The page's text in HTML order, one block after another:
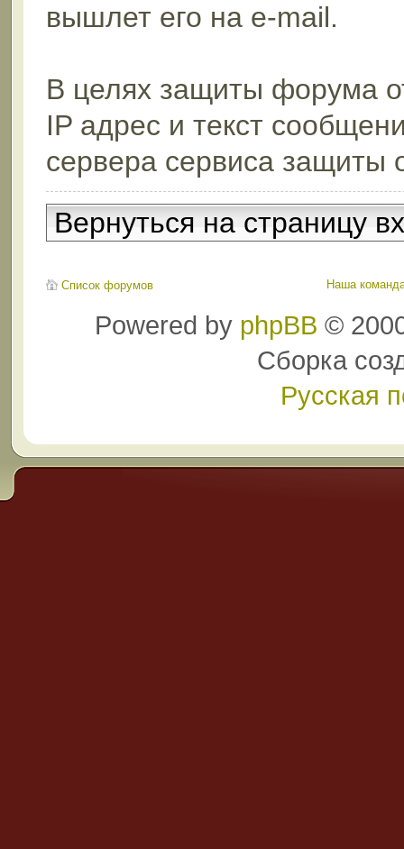
вышлет его на e-mail.
В целях защиты форума
IP адрес и текст
сервера сервиса защиты
Вернуться на страницу
Список форумов Наша
Powered by phpBB ©
Сборка
Русская